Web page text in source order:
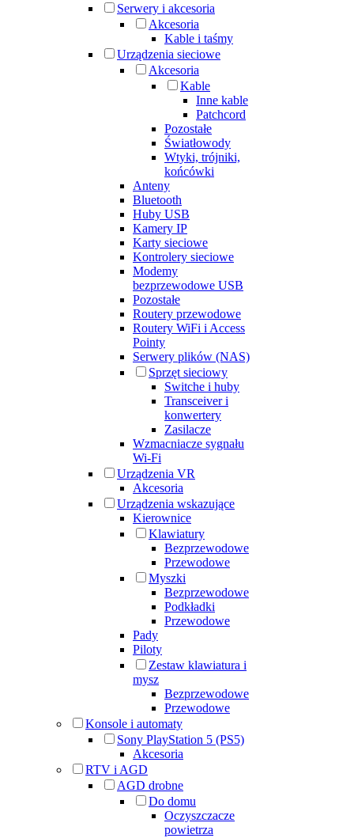
Serwery i akcesoria
Akcesoria
Kable i taśmy
Urządzenia sieciowe
Akcesoria
Kable
Inne kable
Patchcord
Pozostałe
Światłowody
Wtyki, trójniki,
końcówki
Anteny
Bluetooth
Huby USB
Kamery IP
Karty sieciowe
Kontrolery sieciowe
Modemy
bezprzewodowe USB
Pozostałe
Routery przewodowe
Routery WiFi i Access
Pointy
Serwery plików (NAS)
Sprzęt sieciowy
Switche i huby
Transceiver i
konwertery
Zasilacze
Wzmacniacze sygnału
Wi-Fi
Urządzenia VR
Akcesoria
Urządzenia wskazujące
Kierownice
Klawiatury
Bezprzewodowe
Przewodowe
Myszki
Bezprzewodowe
Podkładki
Przewodowe
Pady
Piloty
Zestaw klawiatura i
mysz
Bezprzewodowe
Przewodowe
Konsole i automaty
Sony PlayStation 5 (PS5)
Akcesoria
RTV i AGD
AGD drobne
Do domu
Oczyszczacze
powietrza